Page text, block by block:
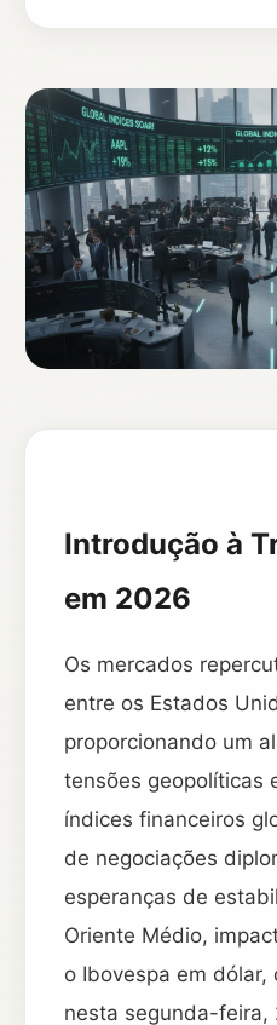
Introdução à
em 2026
Os mercados
entre os Estados
proporcionando um
tensões geopolíticas
índices financeiros
de negociações
esperanças de
Oriente Médio,
o Ibovespa em dólar,
nesta segunda-feira,